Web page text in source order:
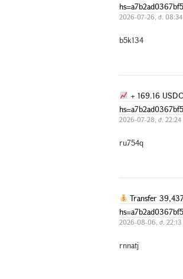
2026-07-26, ժ. 08:34
b5k134
+ 169.16
2026-07-28, ժ. 22:24
ru754q
Transfer
2026-08-06, ժ. 22:13
rnnatj